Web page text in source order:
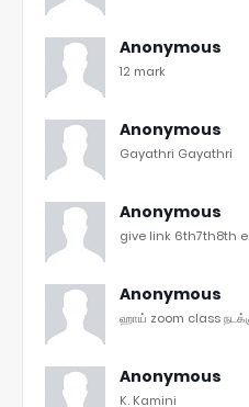
Anonymous
12 mark
Anonymous
Gayathri Gayathri
Anonymous
give link 6th7th8th
Anonymous
ஹாய் zoom class
Anonymous
K. Kamini